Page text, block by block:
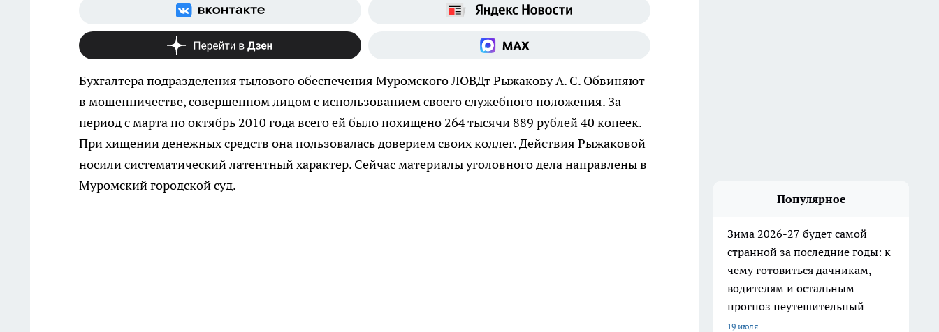
Бухгалтера подразделения тылового обеспечения Муромского ЛОВДт Рыжакову А. С. Обвиняют
в мошенничестве, совершенном лицом с использованием своего служебного положения. За
период с марта по октябрь 2010 года всего ей было похищено 264 тысячи 889 рублей 40 копеек.
При хищении денежных средств она пользовалась доверием своих коллег. Действия Рыжаковой
носили систематический латентный характер. Сейчас материалы уголовного дела направлены в
Муромский городской суд.
Популярное
Зима 2026-27 будет самой
странной за последние годы: к
чему готовиться дачникам,
водителям и остальным -
прогноз неутешительный
19 июля